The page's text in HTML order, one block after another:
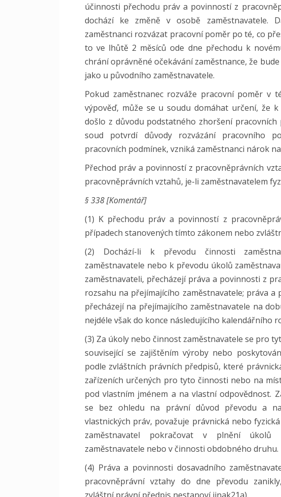
účinnosti přechodu práv a povinností z
dochází ke změně v osobě zaměstnavatele.
zaměstnanci rozvázat pracovní poměr po té, co
to ve lhůtě 2 měsíců ode dne přechodu k
chrání oprávněné očekávání zaměstnance, že
jako u původního zaměstnavatele.
Pokud zaměstnanec rozváže pracovní poměr v
výpověď, může se u soudu domáhat určení, že
došlo z důvodu podstatného zhoršení pracovních
soud potvrdí důvody rozvázání pracovního
pracovních podmínek, vzniká zaměstnanci nárok
Přechod práv a povinností z pracovněprávních
pracovněprávních vztahů, je-li zaměstnavatelem
§ 338 [Komentář]
(1) K přechodu práv a povinností z
případech stanovených tímto zákonem nebo
(2) Dochází-li k převodu činnosti
zaměstnavatele nebo k převodu úkolů
zaměstnavateli, přecházejí práva a povinnosti z
rozsahu na přejímajícího zaměstnavatele; práva
přecházejí na přejímajícího zaměstnavatele na
nejdéle však do konce následujícího kalendářního
(3) Za úkoly nebo činnost zaměstnavatele se pro
související se zajištěním výroby nebo
podle zvláštních právních předpisů, které
zařízeních určených pro tyto činnosti nebo na
pod vlastním jménem a na vlastní odpovědnost.
se bez ohledu na právní důvod převodu a
vlastnických práv, považuje právnická nebo
zaměstnavatel pokračovat v plnění úkolů
zaměstnavatele nebo v činnosti obdobného druhu.
(4) Práva a povinnosti dosavadního
pracovněprávní vztahy do dne převodu